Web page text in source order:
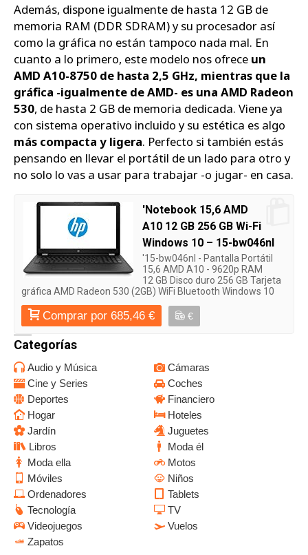
Además, dispone igualmente de hasta 12 GB de
memoria RAM (DDR SDRAM) y su procesador así
como la gráfica no están tampoco nada mal. En
cuanto a lo primero, este modelo nos ofrece un
AMD A10-8750 de hasta 2,5 GHz, mientras que la
gráfica -igualmente de AMD- es una AMD Radeon
530, de hasta 2 GB de memoria dedicada. Viene ya
con sistema operativo incluido y su estética es algo
más compacta y ligera. Perfecto si también estás
pensando en llevar el portátil de un lado para otro y
no solo lo vas a usar para trabajar -o jugar- en casa.
'Notebook 15,6 AMD
A10 12 GB 256 GB Wi-Fi
Windows 10 – 15-bw046nl
'15-bw046nl - Pantalla Portátil
15,6 AMD A10 - 9620p RAM
12 GB Disco duro 256 GB Tarjeta
gráfica AMD Radeon 530 (2GB) WiFi Bluetooth Windows 10
Comprar por 685,46 € €
Categorías
Audio y Música
Cámaras
Cine y Series
Coches
Deportes
Financiero
Hogar
Hoteles
Jardín
Juguetes
Libros
Moda él
Moda ella
Motos
Móviles
Niños
Ordenadores
Tablets
Tecnología
TV
Videojuegos
Vuelos
Zapatos